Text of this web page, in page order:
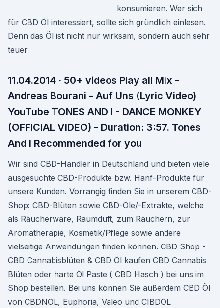
konsumieren. Wer sich
für CBD Öl interessiert, sollte sich gründlich einlesen.
Denn das Öl ist nicht nur wirksam, sondern auch sehr
teuer.
11.04.2014 · 50+ videos Play all Mix -
Andreas Bourani - Auf Uns (Lyric Video)
YouTube TONES AND I - DANCE MONKEY
(OFFICIAL VIDEO) - Duration: 3:57. Tones
And I Recommended for you
Wir sind CBD-Händler in Deutschland und bieten viele
ausgesuchte CBD-Produkte bzw. Hanf-Produkte für
unsere Kunden. Vorrangig finden Sie in unserem CBD-
Shop: CBD-Blüten sowie CBD-Öle/-Extrakte, welche
als Räucherware, Raumduft, zum Räuchern, zur
Aromatherapie, Kosmetik/Pflege sowie andere
vielseitige Anwendungen finden können. CBD Shop -
CBD Cannabisblüten & CBD Öl kaufen CBD Cannabis
Blüten oder harte Öl Paste ( CBD Hasch ) bei uns im
Shop bestellen. Bei uns können Sie außerdem CBD Öl
von CBDNOL, Euphoria, Valeo und CIBDOL